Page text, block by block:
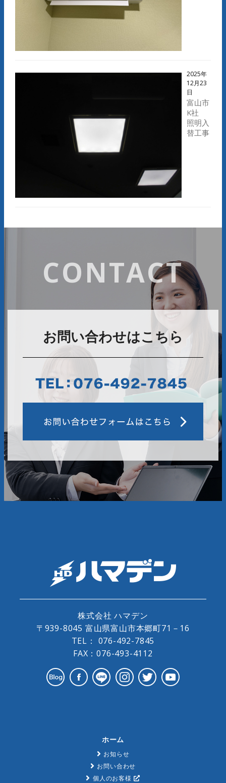
2025年
12月23
日
富山市
K社
照明入
替工事
CONTACT
お問い合わせはこちら
株式会社 ハマデン
〒939-8045 富山県富山市本郷町71－16
TEL： 076-492-7845
FAX：076-493-4112
ホーム
お知らせ
お問い合わせ
個人のお客様